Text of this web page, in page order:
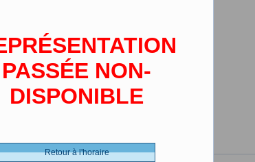
PASSÉE NON-
DISPONIBLE
Retour à l'horaire